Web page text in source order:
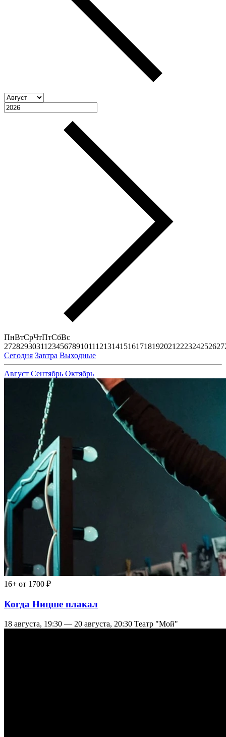
ПнВтСрЧтПтСбВс
27282930311 23456789101112131415161718192021 222324252627
Сегодня Завтра Выходные
Август Сентябрь Октябрь
16+ от 1700 ₽
Когда Ницше плакал
18 августа, 19:30 — 20 августа, 20:30 Театр "Мой"